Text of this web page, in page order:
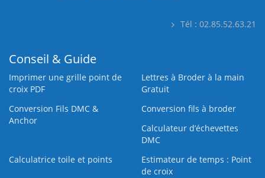
Tél : 02.85.52.63.21
Conseil & Guide
Imprimer une grille point de
croix PDF
Lettres à Broder à la main
Gratuit
Conversion Fils DMC &
Anchor
Conversion fils à broder
Calculateur d’échevettes
DMC
Calculatrice toile et points
Estimateur de temps : Point
de croix